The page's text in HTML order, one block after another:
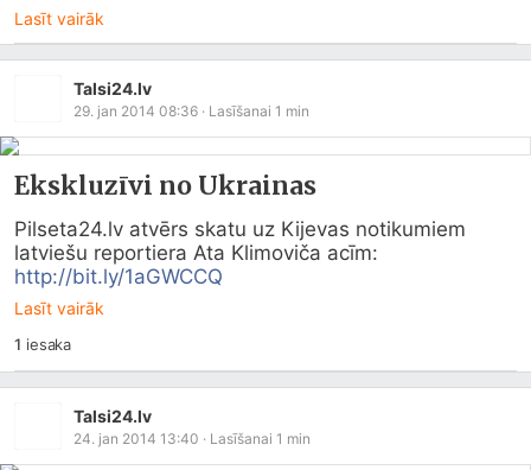
Lasīt vairāk
Talsi24.lv
29. jan 2014 08:36 · Lasīšanai 1 min
Ekskluzīvi no Ukrainas
Pilseta24.lv atvērs skatu uz Kijevas notikumiem
http://bit.ly/1aGWCCQ
Lasīt vairāk
1 iesaka
Talsi24.lv
24. jan 2014 13:40 · Lasīšanai 1 min